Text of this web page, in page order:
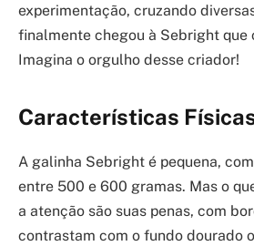
experimentação, cruzando
finalmente chegou à Sebright que
Imagina o orgulho desse criador!
Características
A galinha Sebright é pequena,
entre 500 e 600 gramas. Mas o
a atenção são suas penas, com
contrastam com o fundo dourado